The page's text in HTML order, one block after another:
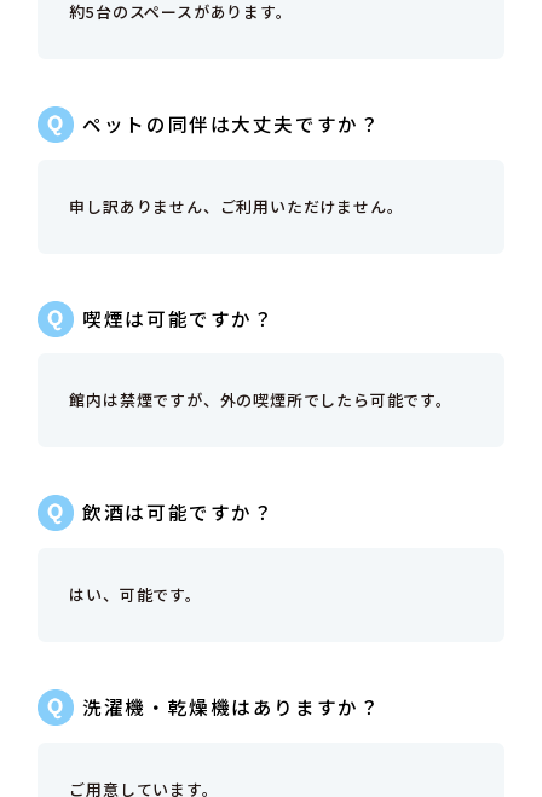
約5台のスペースがあります。
ペットの同伴は大丈夫ですか？
申し訳ありません、ご利用いただけません。
喫煙は可能ですか？
館内は禁煙ですが、外の喫煙所でしたら可能です。
飲酒は可能ですか？
はい、可能です。
洗濯機・乾燥機はありますか？
ご用意しています。